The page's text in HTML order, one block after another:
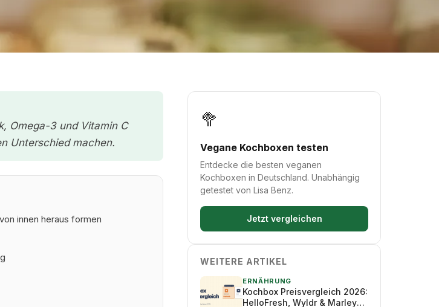
Omega-3 und Vitamin C
Unterschied machen.
innen heraus formen
🥦
Vegane Kochboxen testen
Entdecke die besten veganen
Kochboxen in Deutschland. Unabhängig
getestet von Lisa Benz.
Jetzt vergleichen
WEITERE ARTIKEL
ERNÄHRUNG
Kochbox Preisvergleich 2026:
HelloFresh, Wyldr & Marley